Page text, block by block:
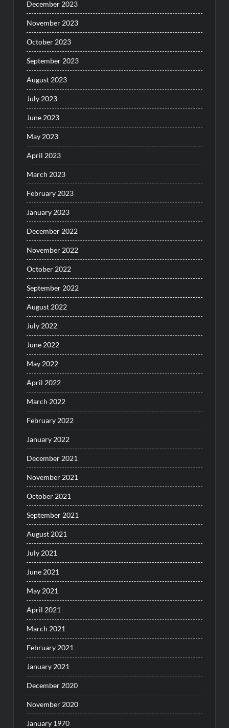
December 2023
November 2023
October 2023
September 2023
August 2023
July 2023
June 2023
May 2023
April 2023
March 2023
February 2023
January 2023
December 2022
November 2022
October 2022
September 2022
August 2022
July 2022
June 2022
May 2022
April 2022
March 2022
February 2022
January 2022
December 2021
November 2021
October 2021
September 2021
August 2021
July 2021
June 2021
May 2021
April 2021
March 2021
February 2021
January 2021
December 2020
November 2020
January 1970